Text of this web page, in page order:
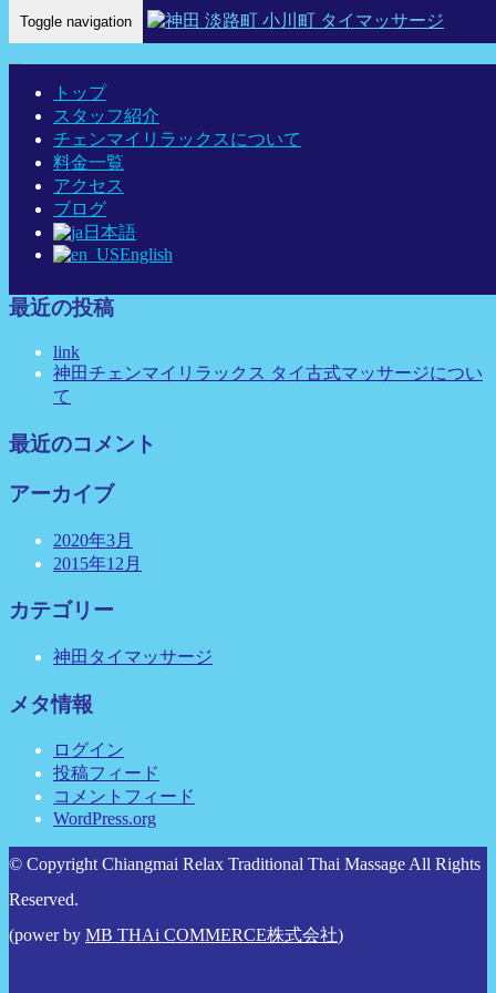
Toggle navigation
トップ
スタッフ紹介
チェンマイリラックスについて
料金一覧
アクセス
ブログ
日本語
English
Home- ケイ …
ケイ 神田 タイマッサージ タイ古式マッサージ チェンマイリ
ラックス
最近の投稿
link
神田チェンマイリラックス タイ古式マッサージについ
て
最近のコメント
アーカイブ
2020年3月
2015年12月
カテゴリー
神田タイマッサージ
メタ情報
ログイン
投稿フィード
コメントフィード
WordPress.org
© Copyright Chiangmai Relax Traditional Thai Massage All Rights
Reserved.
(power by MB THAi COMMERCE株式会社)